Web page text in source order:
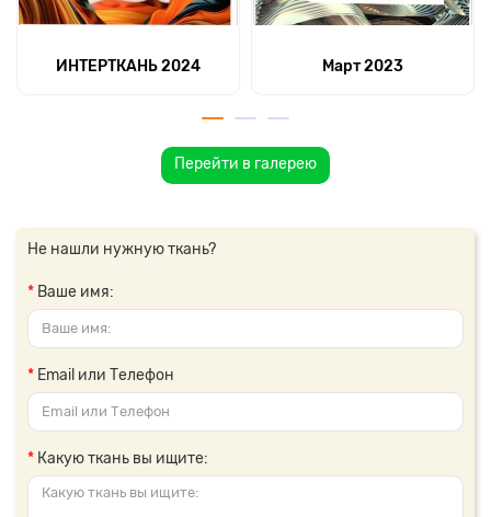
ИНТЕРТКАНЬ 2024 Март 2023
Перейти в галерею
Не нашли нужную ткань?
Ваше имя:
Email или Телефон
Какую ткань вы ищите: